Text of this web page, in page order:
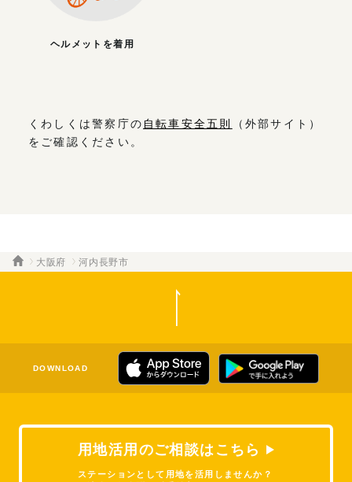
ヘルメットを着用
くわしくは警察庁の 自転車安全五則
（外部サイト）
をご確認ください。
大阪府 河内長野市
用地活用のご相談はこちら
ステーションとして用地を活用しませんか？
DOWNLOAD